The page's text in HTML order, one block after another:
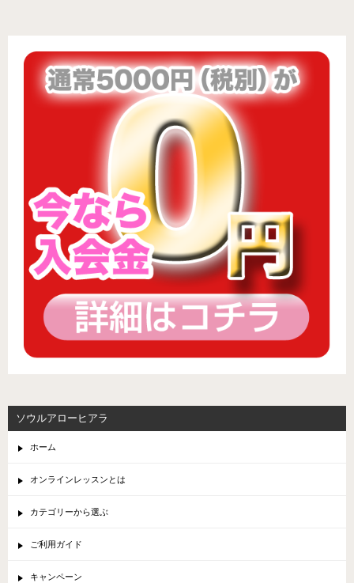
ソウルアローヒアラ
ホーム
オンラインレッスンとは
カテゴリーから選ぶ
ご利用ガイド
キャンペーン